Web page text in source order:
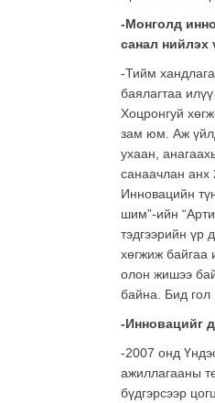
-Монголд
санал нийлэх
-Тийм
баялагтаа
Хоцронгуй
зам юм. Аж
ухаан,
санаачлан анх
Инновацийн
шим”-ийн
тэдгээрийн үр
хөгжиж байгаа
олон жишээ
байна. Бид гол
-Инновацийг
-2007 онд
ажиллагааны
бүдгэрсээр